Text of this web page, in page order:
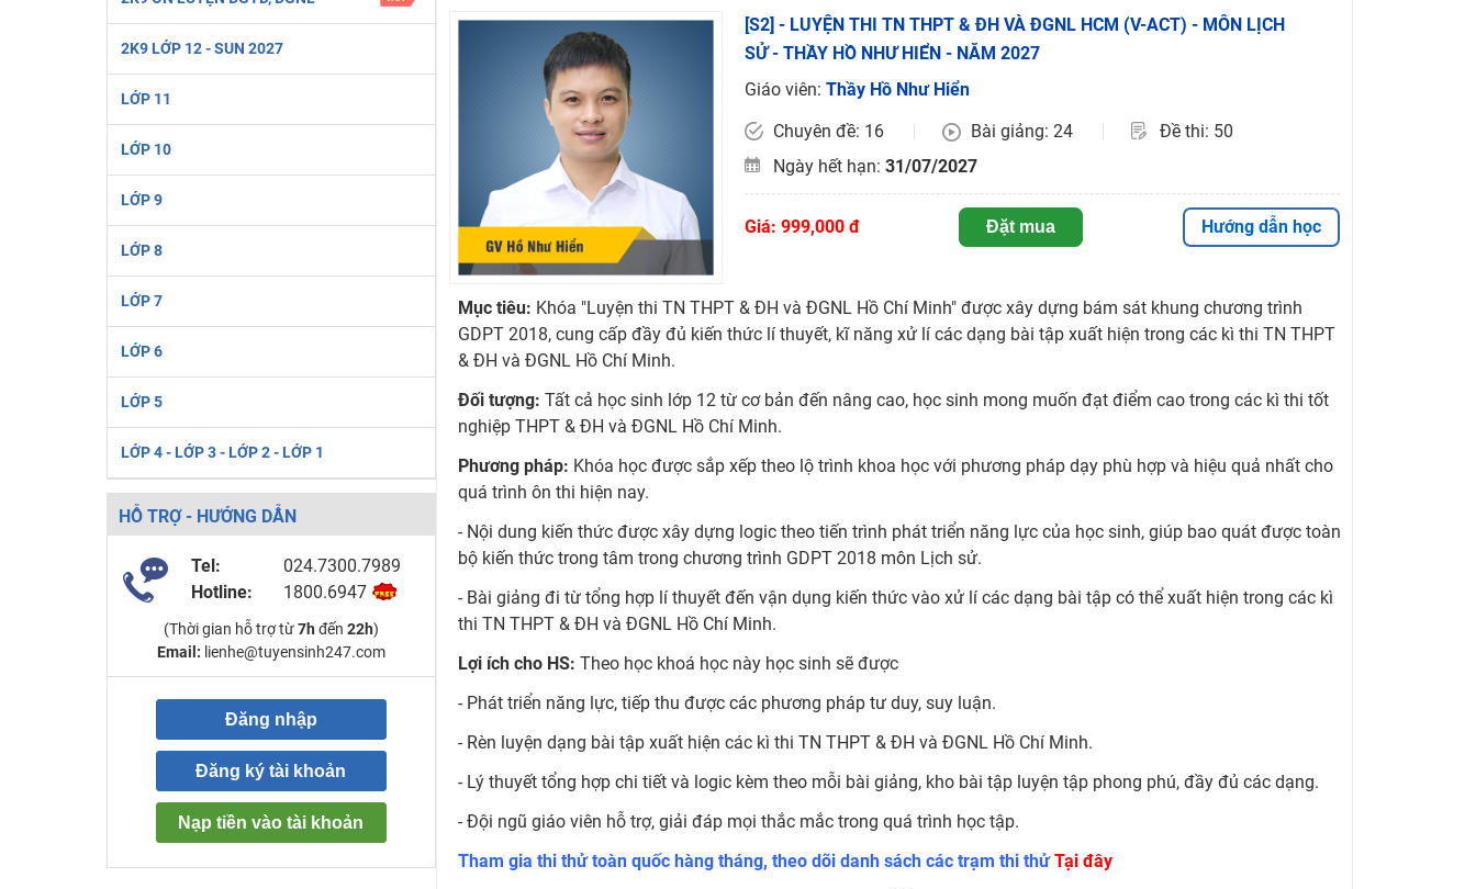
2K6! Lộ Trình Sun 2024 - Ba bước luyện thi TN THPT - ĐH ít nhất 25 điểm
Hot! Lễ hội đồng giá 449K - 499K toàn bộ khoá học tại Tuyensinh247 (Từ 16-18/07/2025)
Đồng giá khóa học 499K - 399K (13/11-15/11)
Khai giảng các khóa lớp 9 Toán - Lý - Hóa - Văn - Anh năm 2018
Khai giảng khóa Ngữ văn 7 - xây nền vững chắc cho tương lai!
Luyện thi vào lớp 10 môn Toán, Văn, Hóa, Anh, Lý với giáo viên giỏi và nổi tiếng
2K9 LỚP 12 - SUN 2027
LỚP 11
LỚP 10
LỚP 9
LỚP 8
LỚP 7
LỚP 6
LỚP 5
LỚP 4 - LỚP 3 - LỚP 2 - LỚP 1
HỖ TRỢ - HƯỚNG DẪN
Tel:
024.7300.7989
Hotline:
1800.6947
(Thời gian hỗ trợ từ7h đến 22h)
Email: lienhe@tuyensinh247.com
Đăng nhập
Đăng ký tài khoản
Nạp tiền vào tài khoản
[S2] - LUYỆN THI TN THPT & ĐH VÀ ĐGNL HCM (V-ACT) - MÔN LỊCH
SỬ - THẦY HỒ NHƯ HIỂN - NĂM 2027
Giáo viên: Thầy Hồ Như Hiển
Chuyên đề: 16
Bài giảng: 24
Đề thi: 50
Ngày hết hạn: 31/07/2027
Giá: 999,000 đ Đặt mua Hướng dẫn học
Mục tiêu: Khóa "Luyện thi TN THPT & ĐH và ĐGNL Hồ Chí Minh" được xây dựng bám sát khung chương trình
GDPT 2018, cung cấp đầy đủ kiến thức lí thuyết, kĩ năng xử lí các dạng bài tập xuất hiện trong các kì thi TN THPT
& ĐH và ĐGNL Hồ Chí Minh.
Đối tượng: Tất cả học sinh lớp 12 từ cơ bản đến nâng cao, học sinh mong muốn đạt điểm cao trong các kì thi tốt
nghiệp THPT & ĐH và ĐGNL Hồ Chí Minh.
Phương pháp: Khóa học được sắp xếp theo lộ trình khoa học với phương pháp dạy phù hợp và hiệu quả nhất cho
quá trình ôn thi hiện nay.
- Nội dung kiến thức được xây dựng logic theo tiến trình phát triển năng lực của học sinh, giúp bao quát được toàn
bộ kiến thức trong tâm trong chương trình GDPT 2018 môn Lịch sử.
- Bài giảng đi từ tổng hợp lí thuyết đến vận dụng kiến thức vào xử lí các dạng bài tập có thể xuất hiện trong các kì
thi TN THPT & ĐH và ĐGNL Hồ Chí Minh.
Lợi ích cho HS: Theo học khoá học này học sinh sẽ được
- Phát triển năng lực, tiếp thu được các phương pháp tư duy, suy luận.
- Rèn luyện dạng bài tập xuất hiện các kì thi TN THPT & ĐH và ĐGNL Hồ Chí Minh.
- Lý thuyết tổng hợp chi tiết và logic kèm theo mỗi bài giảng, kho bài tập luyện tập phong phú, đầy đủ các dạng.
- Đội ngũ giáo viên hỗ trợ, giải đáp mọi thắc mắc trong quá trình học tập.
Tham gia thi thử toàn quốc hàng tháng, theo dõi danh sách các trạm thi thử Tại đây